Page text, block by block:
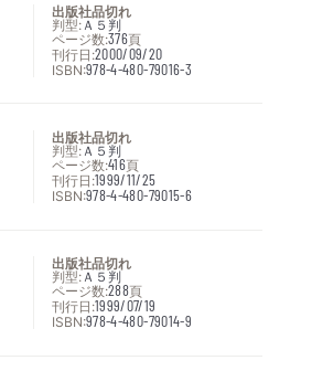
出版社品切れ
判型: Ａ５判
ページ数:376頁
刊行日:2000/09/20
ISBN:978-4-480-79016-3
出版社品切れ
判型: Ａ５判
ページ数:416頁
刊行日:1999/11/25
ISBN:978-4-480-79015-6
出版社品切れ
判型: Ａ５判
ページ数:288頁
刊行日:1999/07/19
ISBN:978-4-480-79014-9